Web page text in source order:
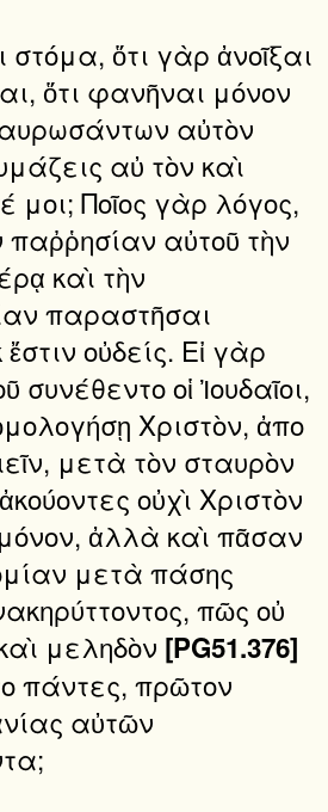
ὅτι γὰρ ἀνοῖξαι
ὅτι φανῆναι μόνον
αὐτὸν
αὐ τὸν καὶ
μοι; Ποῖος γὰρ λόγος,
παῤῥησίαν αὐτοῦ τὴν
καὶ τὴν
παραστῆσαι
οὐδείς. Εἰ γὰρ
συνέθεντο οἱ Ἰουδαῖοι,
Χριστὸν, ἀπο
μετὰ τὸν σταυρὸν
οὐχὶ Χριστὸν
ἀλλὰ καὶ πᾶσαν
μετὰ πάσης
πῶς οὐ
μεληδὸν [PG51.376]
πάντες, πρῶτον
αὐτῶν